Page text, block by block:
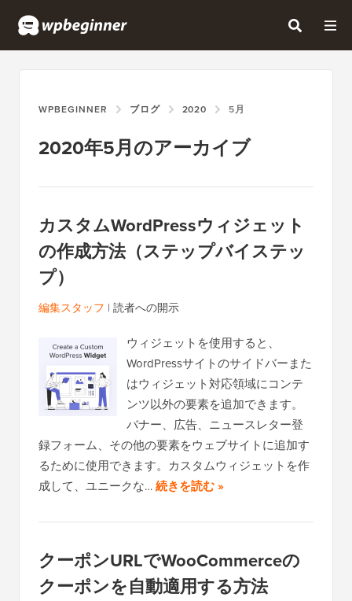
WPBEGINNER ブログ 2020 5月
2020年5月のアーカイブ
カスタムWordPressウィジェット
の作成方法（ステップバイステッ
プ）
編集スタッフ | 読者への開示
ウィジェットを使用すると、
WordPressサイトのサイドバーまた
はウィジェット対応領域にコンテ
ンツ以外の要素を追加できます。
バナー、広告、ニュースレター登
録フォーム、その他の要素をウェブサイトに追加す
るために使用できます。カスタムウィジェットを作
成して、ユニークな…続きを読む »
クーポンURLでWooCommerceの
クーポンを自動適用する方法